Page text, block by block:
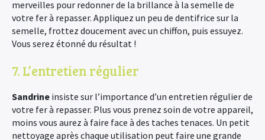
merveilles pour redonner de la brillance à la semelle de
votre fer à repasser. Appliquez un peu de dentifrice sur la
semelle, frottez doucement avec un chiffon, puis essuyez.
Vous serez étonné du résultat !
7. L’entretien régulier
Sandrine insiste sur l’importance d’un entretien régulier de
votre fer à repasser. Plus vous prenez soin de votre appareil,
moins vous aurez à faire face à des taches tenaces. Un petit
nettoyage après chaque utilisation peut faire une grande